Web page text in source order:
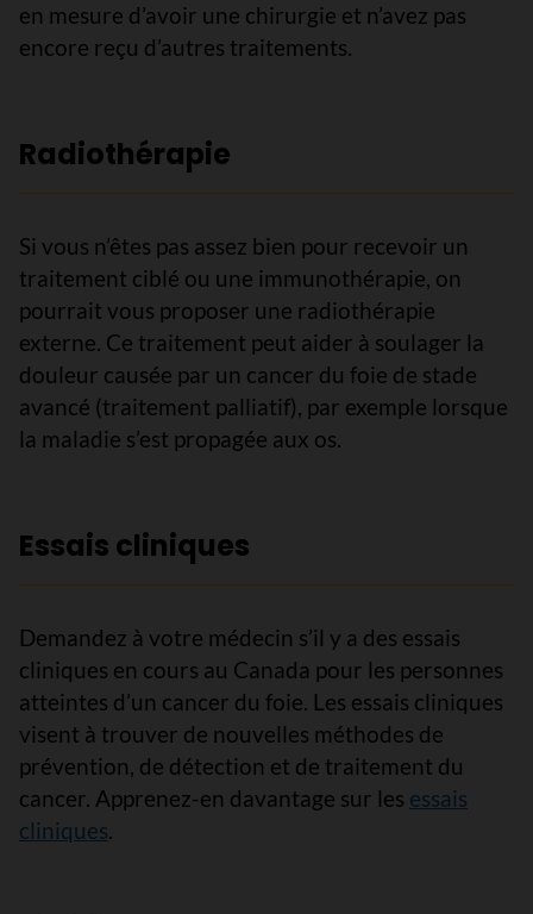
en mesure d’avoir une chirurgie et n’avez pas
encore reçu d’autres traitements.
Radiothérapie
Si vous n’êtes pas assez bien pour recevoir un
traitement ciblé ou une immunothérapie, on
pourrait vous proposer une radiothérapie
externe. Ce traitement peut aider à soulager la
douleur causée par un cancer du foie de stade
avancé (traitement palliatif), par exemple lorsque
la maladie s’est propagée aux os.
Essais cliniques
Demandez à votre médecin s’il y a des essais
cliniques en cours au Canada pour les personnes
atteintes d’un cancer du foie. Les essais cliniques
visent à trouver de nouvelles méthodes de
prévention, de détection et de traitement du
cancer. Apprenez-en davantage sur les essais
cliniques.